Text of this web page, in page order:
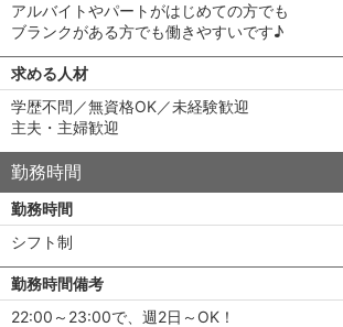
アルバイトやパートがはじめての方でも
ブランクがある方でも働きやすいです♪
求める人材
学歴不問／無資格OK／未経験歓迎
主夫・主婦歓迎
勤務時間
勤務時間
シフト制
勤務時間備考
22:00～23:00で、週2日～OK！